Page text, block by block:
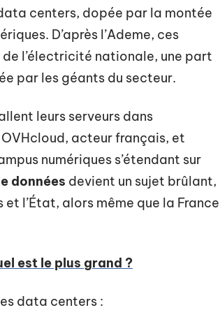
centers, dopée par la montée
D’après l’Ademe, ces
l’électricité nationale, une part
par les géants du secteur.
leurs serveurs dans
acteur français, et
numériques s’étendant sur
données devient un sujet brûlant,
l’État, alors même que la France
est le plus grand ?
data centers :